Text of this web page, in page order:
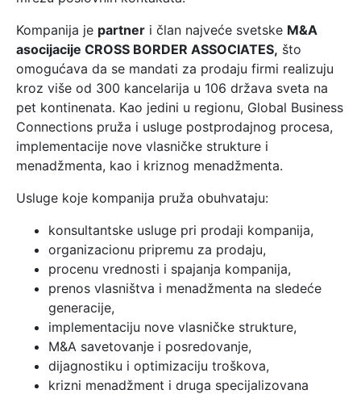
Kompanija je partner i član najveće svetske M&A
asocijacije CROSS BORDER ASSOCIATES, što
omogućava da se mandati za prodaju firmi realizuju
kroz više od 300 kancelarija u 106 država sveta na
pet kontinenata. Kao jedini u regionu, Global Business
Connections pruža i usluge postprodajnog procesa,
implementacije nove vlasničke strukture i
menadžmenta, kao i kriznog menadžmenta.
Usluge koje kompanija pruža obuhvataju:
konsultantske usluge pri prodaji kompanija,
organizacionu pripremu za prodaju,
procenu vrednosti i spajanja kompanija,
prenos vlasništva i menadžmenta na sledeće
generacije,
implementaciju nove vlasničke strukture,
M&A savetovanje i posredovanje,
dijagnostiku i optimizaciju troškova,
krizni menadžment i druga specijalizovana